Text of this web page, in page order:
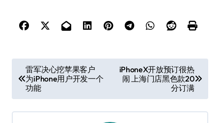
章
导
航
雷军决心挖苹果客户
为iPhone用户开发一个
功能
iPhoneX开放预订很热
闹 上海门店黑色款20
分订满